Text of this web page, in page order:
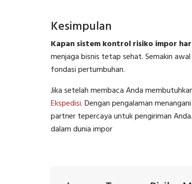
Kesimpulan
Kapan sistem kontrol risiko impor
menjaga bisnis tetap sehat. Semakin
fondasi pertumbuhan.
Jika setelah membaca Anda
Ekspedisi. Dengan pengalaman
partner tepercaya untuk pengiriman
dalam dunia impor